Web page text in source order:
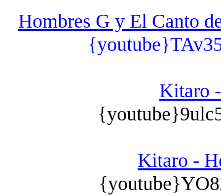
Hombres G y El Canto
Kitaro
Kitaro -